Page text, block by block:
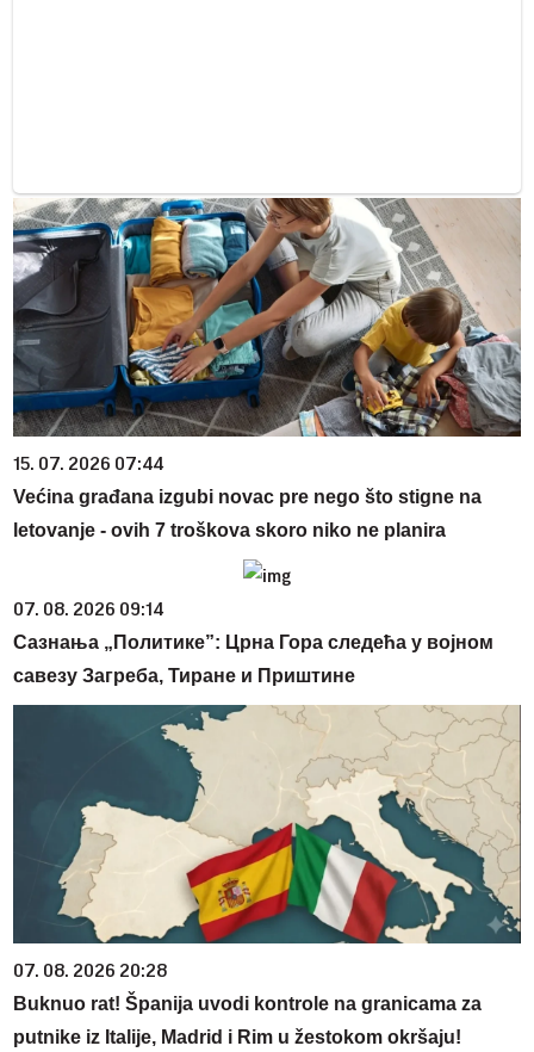
15. 07. 2026 07:44
Većina građana izgubi novac pre nego što stigne na
letovanje - ovih 7 troškova skoro niko ne planira
07. 08. 2026 09:14
Сазнања „Политике”: Црна Гора следећа у војном
савезу Загреба, Тиране и Приштине
07. 08. 2026 20:28
Buknuo rat! Španija uvodi kontrole na granicama za
putnike iz Italije, Madrid i Rim u žestokom okršaju!